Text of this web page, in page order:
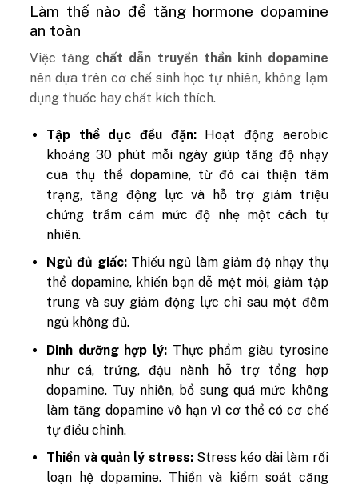
Làm thế nào để tăng hormone dopamine
an toàn
Việc tăng chất dẫn truyền thần kinh dopamine
nên dựa trên cơ chế sinh học tự nhiên, không lạm
dụng thuốc hay chất kích thích.
Tập thể dục đều đặn:Hoạt động aerobic
khoảng 30 phút mỗi ngày giúp tăng độ nhạy
của thụ thể dopamine, từ đó cải thiện tâm
trạng, tăng động lực và hỗ trợ giảm triệu
chứng trầm cảm mức độ nhẹ một cách tự
nhiên.
Ngủ đủ giấc:Thiếu ngủ làm giảm độ nhạy thụ
thể dopamine, khiến bạn dễ mệt mỏi, giảm tập
trung và suy giảm động lực chỉ sau một đêm
ngủ không đủ.
Dinh dưỡng hợp lý: Thực phẩm giàu tyrosine
như cá, trứng, đậu nành hỗ trợ tổng hợp
dopamine. Tuy nhiên, bổ sung quá mức không
làm tăng dopamine vô hạn vì cơ thể có cơ chế
tự điều chỉnh.
Thiền và quản lý stress:Stress kéo dài làm rối
loạn hệ dopamine. Thiền và kiểm soát căng